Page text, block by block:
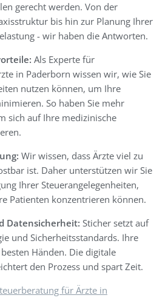
gerecht werden. Von der
bis hin zur Planung Ihrer
- wir haben die Antworten.
Als Experte für
in Paderborn wissen wir, wie Sie
nutzen können, um Ihre
So haben Sie mehr
sich auf Ihre medizinische
Wir wissen, dass Ärzte viel zu
ist. Daher unterstützen wir Sie
Ihrer Steuerangelegenheiten,
Patienten konzentrieren können.
Datensicherheit: Sticher setzt auf
und Sicherheitsstandards. Ihre
Händen. Die digitale
den Prozess und spart Zeit.
für Ärzte in